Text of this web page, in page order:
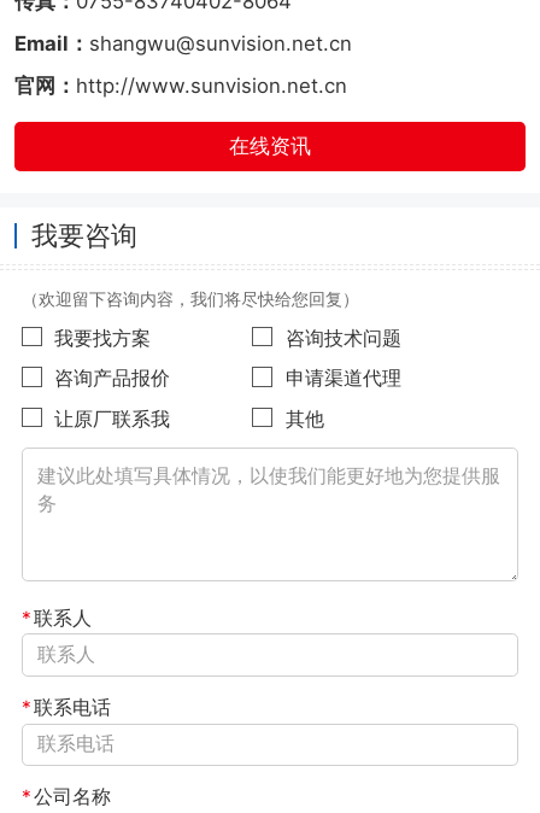
Email： shangwu@sunvision.net.cn
官网： http://www.sunvision.net.cn
在线资讯
我要咨询
（欢迎留下咨询内容，我们将尽快给您回复）
我要找方案
咨询技术问题
咨询产品报价
申请渠道代理
让原厂联系我
其他
*联系人
*联系电话
*公司名称